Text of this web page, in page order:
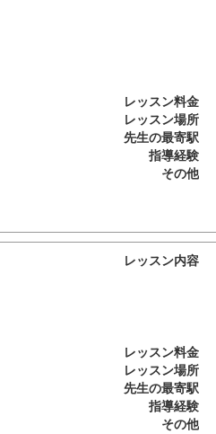
レッスン料金
レッスン場所
先生の最寄駅
指導経験
その他
レッスン内容
レッスン料金
レッスン場所
先生の最寄駅
指導経験
その他